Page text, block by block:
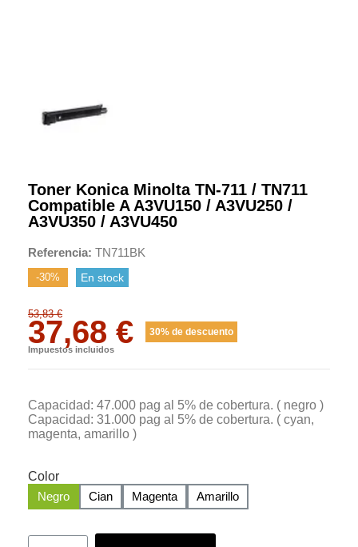
Toner Konica Minolta TN-711 / TN711
Compatible A A3VU150 / A3VU250 /
A3VU350 / A3VU450
Referencia TN711BK
-30% En stock
53,83 €
37,68 € 30% de descuento
Impuestos incluidos
Capacidad: 47.000 pag al 5% de cobertura. ( negro )
Capacidad: 31.000 pag al 5% de cobertura. ( cyan,
magenta, amarillo )
Color
Negro
Cian Magenta Amarillo